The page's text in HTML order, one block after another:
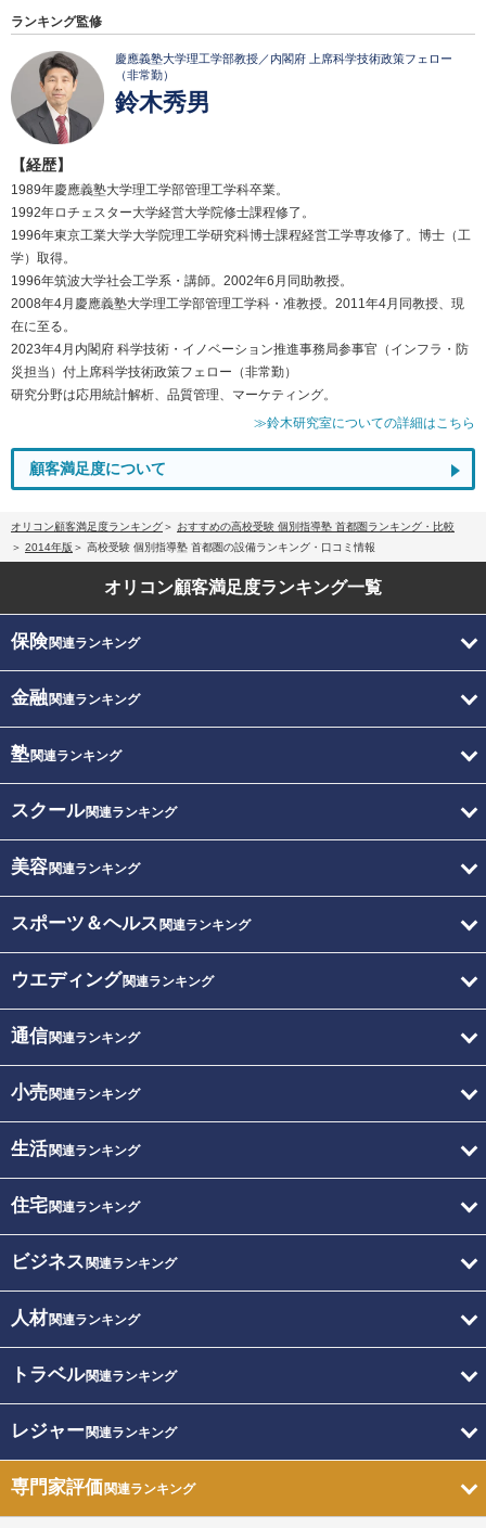
ランキング監修
慶應義塾大学理工学部教授／内閣府 上席科学技術政策フェロー
（非常勤）
鈴木秀男
【経歴】
1989年慶應義塾大学理工学部管理工学科卒業。
1992年ロチェスター大学経営大学院修士課程修了。
1996年東京工業大学大学院理工学研究科博士課程経営工学専攻修了。博士（工
学）取得。
1996年筑波大学社会工学系・講師。2002年6月同助教授。
2008年4月慶應義塾大学理工学部管理工学科・准教授。2011年4月同教授、現
在に至る。
2023年4月内閣府 科学技術・イノベーション推進事務局参事官（インフラ・防
災担当）付上席科学技術政策フェロー（非常勤）
研究分野は応用統計解析、品質管理、マーケティング。
≫鈴木研究室についての詳細はこちら
顧客満足度について
オリコン顧客満足度ランキング
おすすめの高校受験 個別指導塾 首都圏ランキング・比較
2014年版
高校受験 個別指導塾 首都圏の設備ランキング・口コミ情報
オリコン顧客満足度ランキング一覧
保険関連ランキング
金融関連ランキング
塾関連ランキング
スクール関連ランキング
美容関連ランキング
スポーツ＆ヘルス 関連ランキング
ウエディング関連ランキング
通信関連ランキング
小売関連ランキング
生活関連ランキング
住宅関連ランキング
ビジネス 関連ランキング
人材関連ランキング
トラベル関連ランキング
レジャー関連ランキング
専門家評価関連ランキング